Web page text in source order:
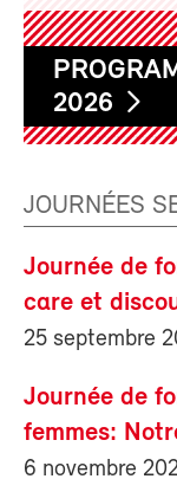
2026
JOURNÉES
Journée de
care et
25 septembre
Journée de
femmes:
6 novembre